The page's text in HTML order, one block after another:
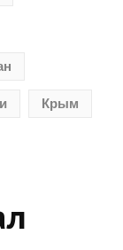
Крым